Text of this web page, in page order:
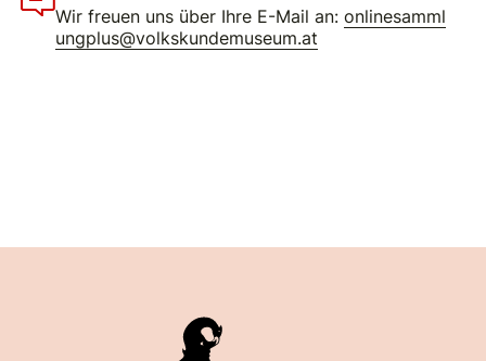
Wir freuen uns über Ihre E-Mail an:onlinesamml
ungplus@volkskundemuseum.at